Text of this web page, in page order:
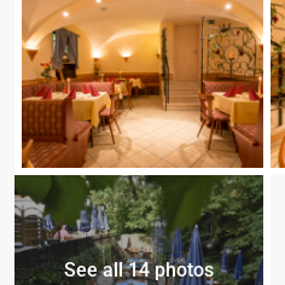
See all 14 photos